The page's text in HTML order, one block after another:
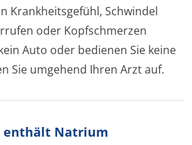
Krankheitsgefühl, Schwindel
oder Kopfschmerzen
Auto oder bedienen Sie keine
Sie umgehend Ihren Arzt auf.
enthält Natrium